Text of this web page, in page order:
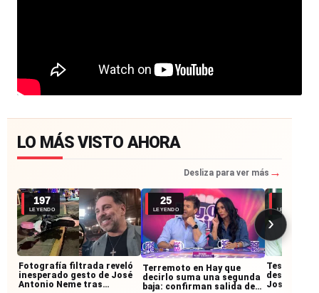
LO MÁS VISTO AHORA
Desliza para ver más →
197
LEYENDO
Fotografía filtrada reveló
inesperado gesto de José
Antonio Neme tras
25
LEYENDO
Terremoto en Hay que
decirlo suma una segunda
baja: confirman salida de
LEYENDO
Testigos
José
›